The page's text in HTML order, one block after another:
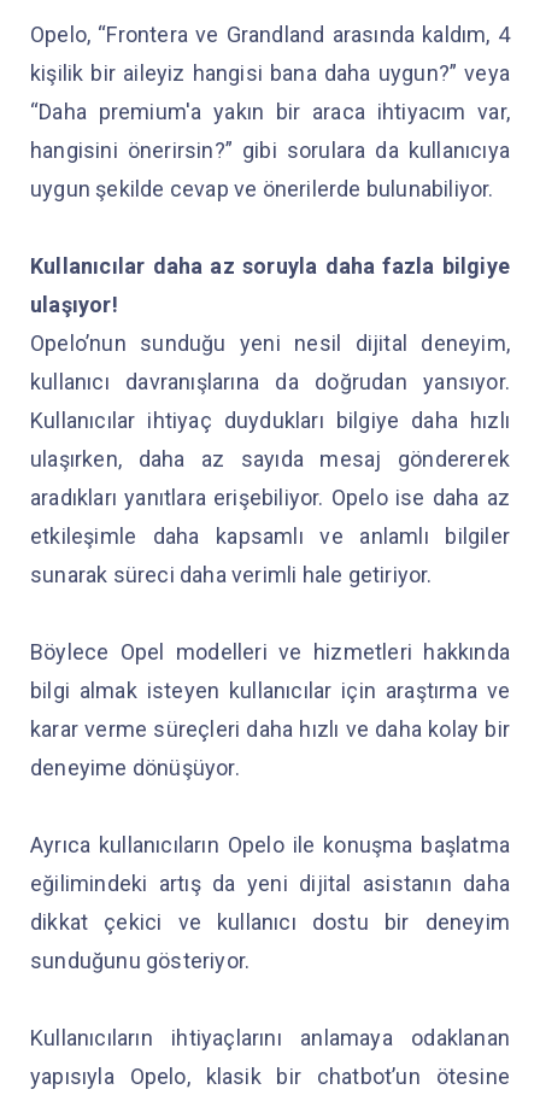
Opelo, “Frontera ve Grandland arasında kaldım, 4
kişilik bir aileyiz hangisi bana daha uygun?” veya
“Daha premium'a yakın bir araca ihtiyacım var,
hangisini önerirsin?” gibi sorulara da kullanıcıya
uygun şekilde cevap ve önerilerde bulunabiliyor.
Kullanıcılar daha az soruyla daha fazla bilgiye
ulaşıyor!
Opelo’nun sunduğu yeni nesil dijital deneyim,
kullanıcı davranışlarına da doğrudan yansıyor.
Kullanıcılar ihtiyaç duydukları bilgiye daha hızlı
ulaşırken, daha az sayıda mesaj göndererek
aradıkları yanıtlara erişebiliyor. Opelo ise daha az
etkileşimle daha kapsamlı ve anlamlı bilgiler
sunarak süreci daha verimli hale getiriyor.
Böylece Opel modelleri ve hizmetleri hakkında
bilgi almak isteyen kullanıcılar için araştırma ve
karar verme süreçleri daha hızlı ve daha kolay bir
deneyime dönüşüyor.
Ayrıca kullanıcıların Opelo ile konuşma başlatma
eğilimindeki artış da yeni dijital asistanın daha
dikkat çekici ve kullanıcı dostu bir deneyim
sunduğunu gösteriyor.
Kullanıcıların ihtiyaçlarını anlamaya odaklanan
yapısıyla Opelo, klasik bir chatbot’un ötesine